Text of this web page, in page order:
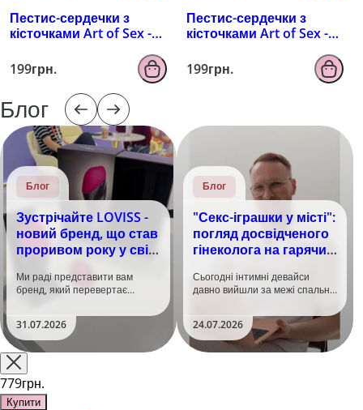
Пестис-сердечки з
кісточками Art of Sex -
червоний
199грн.
Пестис-сердечки з
кісточками Art of Sex -
серебро
199грн.
Блог
Блог
Зустрічайте LOVISS -
новий бренд, що став
проривом року у світі
Ми раді представити вам
бренд, який перевертає
та вже встиг стати сенсацією
на міжнародній виставці API
Shanghai-2026!​LOVISS - це
поєднання унікальної естетики
та бездога..
31.07.2026
Блог
"Секс-іграшки у місті":
погляд досвідченого
гінеколога на гарячий
Сьогодні інтимні девайси
давно вийшли за межі спальні.
безшумні моторчики та
стильний дизайн перетворили
їх на гаджет, який багато хто
використовує, тестує у
24.07.2026
779грн.
Купити